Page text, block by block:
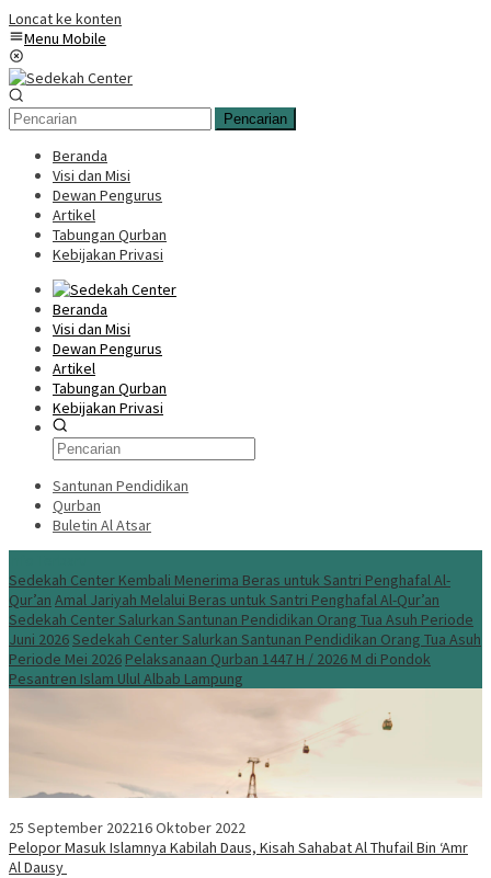
Loncat ke konten
Menu Mobile
Pencarian
Beranda
Visi dan Misi
Dewan Pengurus
Artikel
Tabungan Qurban
Kebijakan Privasi
Beranda
Visi dan Misi
Dewan Pengurus
Artikel
Tabungan Qurban
Kebijakan Privasi
Santunan Pendidikan
Qurban
Buletin Al Atsar
Sedekah Center Kembali Menerima Beras untuk Santri Penghafal Al-
Qur’an Amal Jariyah Melalui Beras untuk Santri Penghafal Al-Qur’an
Sedekah Center Salurkan Santunan Pendidikan Orang Tua Asuh Periode
Juni 2026Sedekah Center Salurkan Santunan Pendidikan Orang Tua Asuh
Periode Mei 2026 Pelaksanaan Qurban 1447 H / 2026 M di Pondok
Pesantren Islam Ulul Albab Lampung
25 September 202216 Oktober 2022
Pelopor Masuk Islamnya Kabilah Daus, Kisah Sahabat Al Thufail Bin ‘Amr
Al Dausy